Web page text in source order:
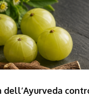
dell’Ayurveda